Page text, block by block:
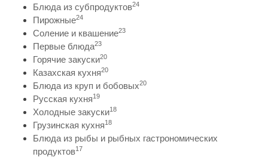
Блюда из субпродуктов24
Пирожные24
Соление и квашение23
Первые блюда23
Горячие закуски20
Казахская кухня20
Блюда из круп и бобовых20
Русская кухня19
Холодные закуски18
Грузинская кухня18
Блюда из рыбы и рыбных гастрономических
продуктов17